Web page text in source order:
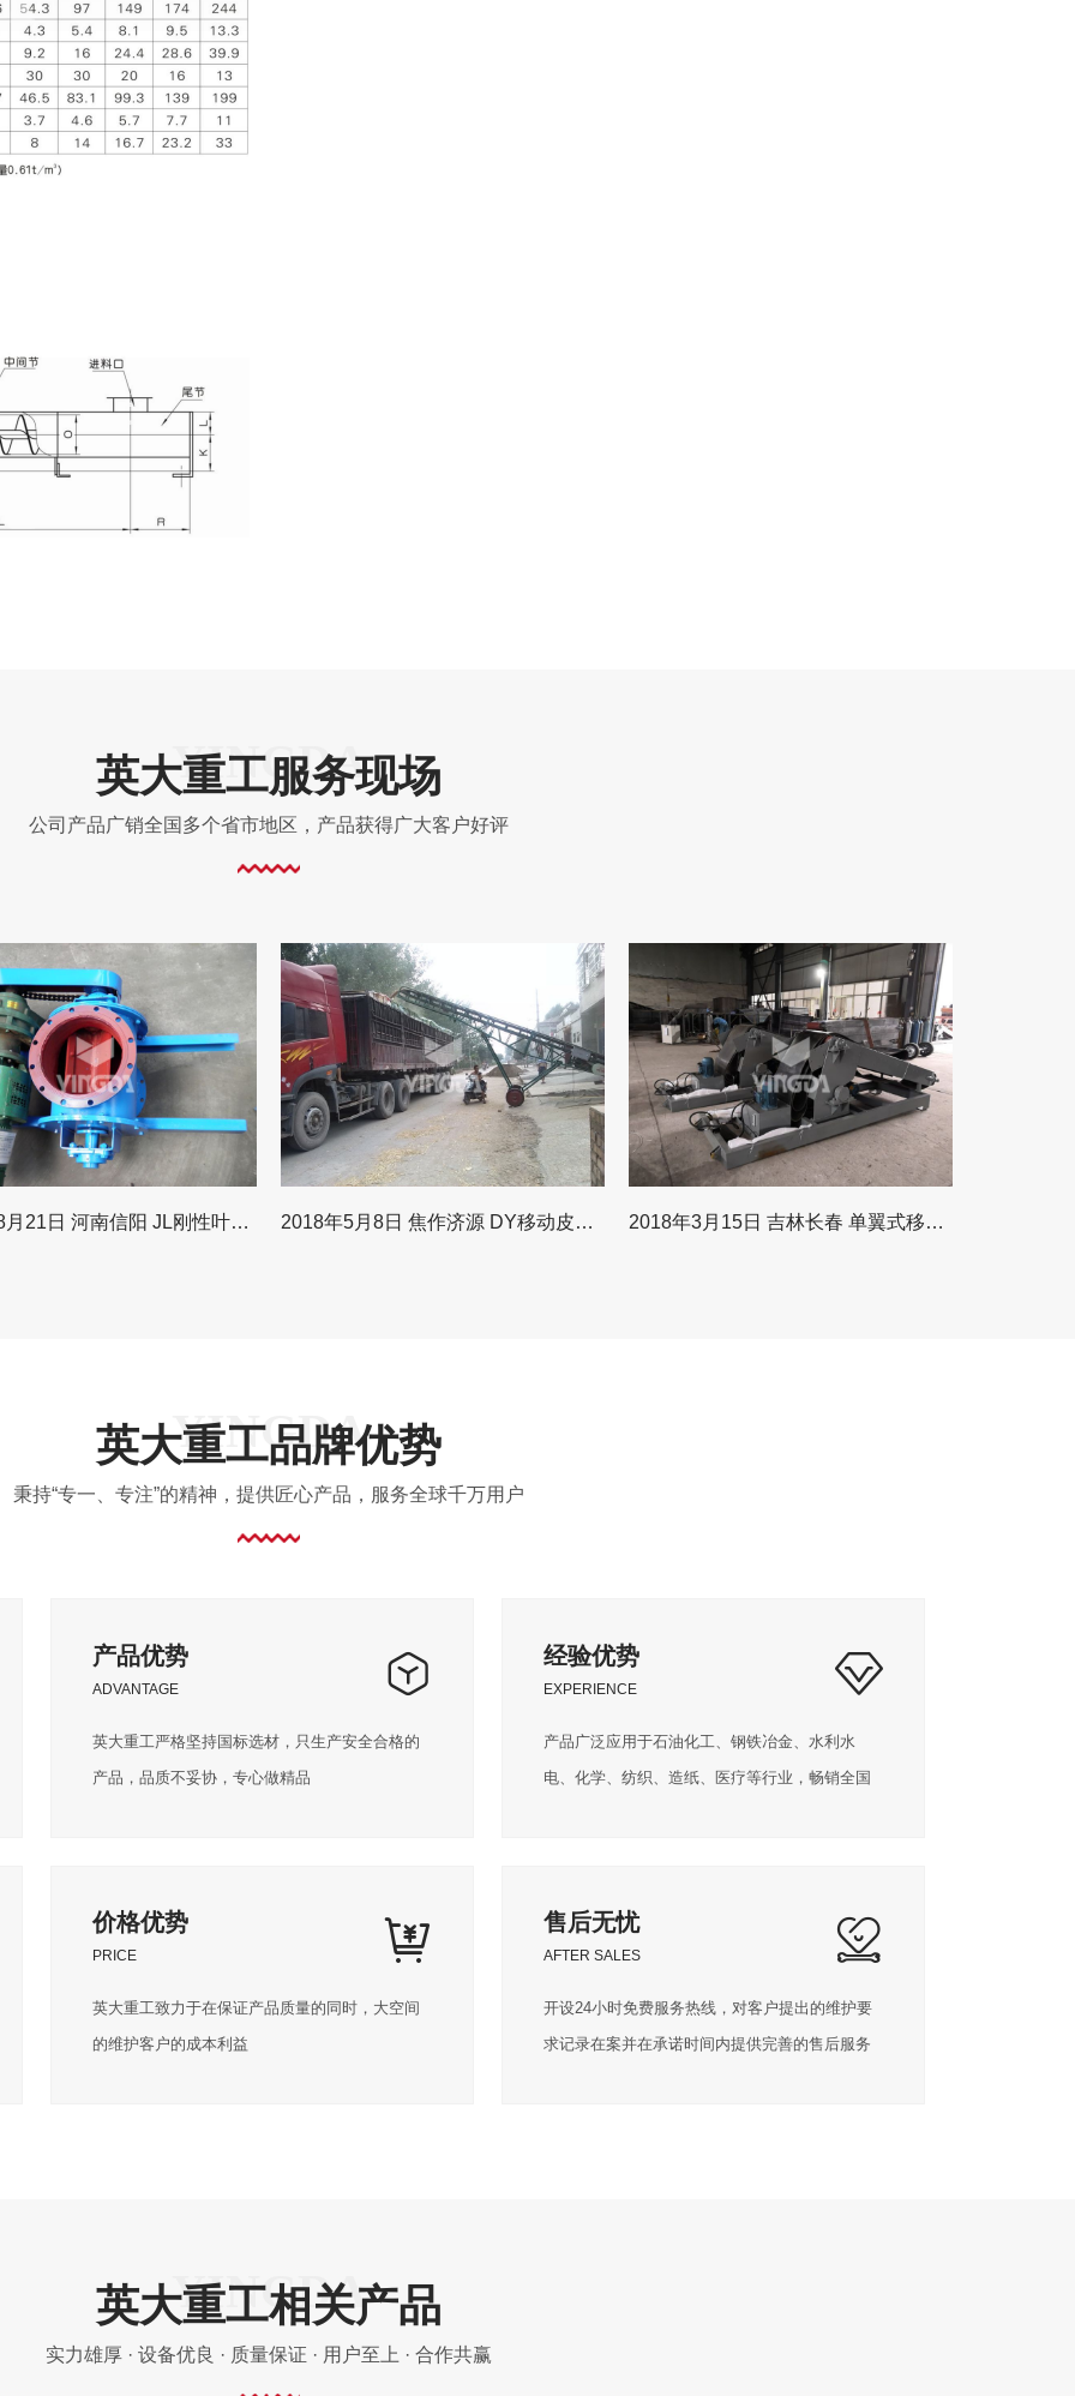
英大重工服务现场
公司产品广销全国多个省市地区，产品获得广大客户好评
2018年8月21日 河南信阳 JL刚性叶轮给料机 2018年5月8日 焦作济源 DY移动皮带机 2018年3月15日 吉林长春 单翼式移动皮带机
英大重工品牌优势
秉持“专一、专注”的精神，提供匠心产品，服务全球千万用户
产品优势
ADVANTAGE
英大重工严格坚持国标选材，只生产安全合格的
产品，品质不妥协，专心做精品
经验优势
EXPERIENCE
产品广泛应用于石油化工、钢铁冶金、水利水
电、化学、纺织、造纸、医疗等行业，畅销全国
价格优势
PRICE
英大重工致力于在保证产品质量的同时，大空间
的维护客户的成本利益
售后无忧
AFTER SALES
开设24小时免费服务热线，对客户提出的维护要
求记录在案并在承诺时间内提供完善的售后服务
英大重工相关产品
实力雄厚 · 设备优良 · 质量保证 · 用户至上 · 合作共赢